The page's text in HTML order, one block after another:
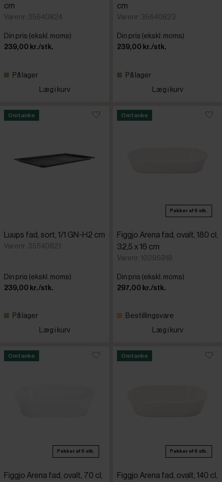
cm
Varenr: 35640824
Din pris (ekskl. moms)
239,00 kr./stk.
På lager
Læg i kurv
cm
Varenr: 35640823
Din pris (ekskl. moms)
239,00 kr./stk.
På lager
Læg i kurv
Omtanke
Luups fad, sort, 1/1 GN-H2 cm
Varenr: 35640821
Din pris (ekskl. moms)
239,00 kr./stk.
På lager
Læg i kurv
Omtanke
Pakker af 6 stk.
Figgjo Arena fad, ovalt, 180 cl,
32,5 x 16 cm
Varenr: 10295918
Din pris (ekskl. moms)
297,00 kr./stk.
Bestillingsvare
Læg i kurv
Omtanke
Pakker af 6 stk.
Figgjo Arena fad, ovalt, 70 cl,
Omtanke
Pakker af 6 stk.
Figgjo Arena fad, ovalt, 140 cl,